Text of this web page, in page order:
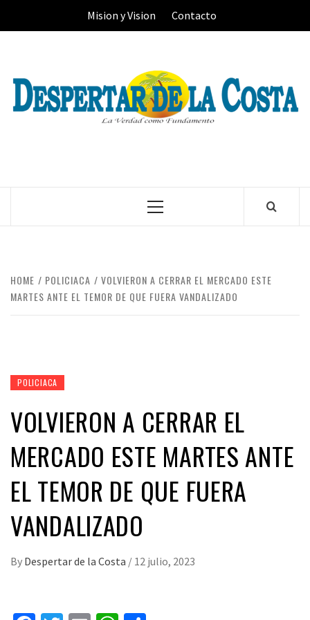
Mision y Vision Contacto
Primary
HOME POLICIACA
VOLVIERON A CERRAR EL MERCADO ESTE
MARTES ANTE EL TEMOR DE QUE FUERA VANDALIZADO
POLICIACA
VOLVIERON A CERRAR EL
MERCADO ESTE MARTES ANTE
EL TEMOR DE QUE FUERA
VANDALIZADO
By Despertar de la Costa / 12 julio, 2023